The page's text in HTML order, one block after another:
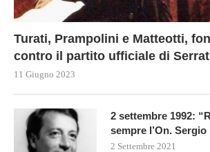
Turati, Prampolini e Matteotti,
contro il partito ufficiale di
11 Giugno 2023
2 settembre 1992:
sempre l’On.
2 Settembre 2021